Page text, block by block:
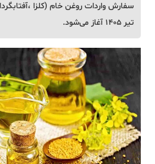
تیر ۱۴۰۵ آغاز می‌شود.